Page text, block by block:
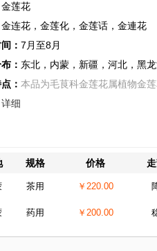
金莲花
金连花，金莲化，金莲话，金連花
： 7月至8月
： 东北，内蒙，新疆，河北，黑
： 本品为毛茛科金莲花属植物金
详细
规格 价格
茶用 ￥220.00
药用 ￥200.00